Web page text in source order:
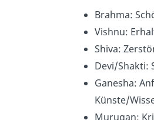
Brahma:
Vishnu:
Shiva:
Devi/Shakti:
Ganesha:
Künste/
Murugan: